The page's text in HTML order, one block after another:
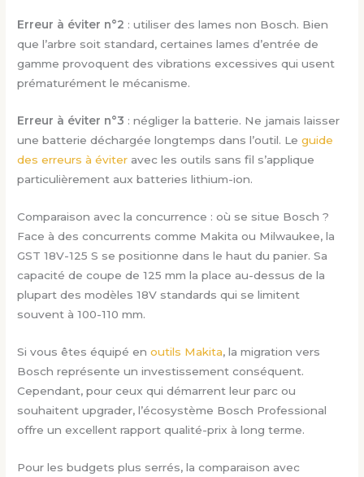
Erreur à éviter n°2 : utiliser des lames non Bosch. Bien
que l’arbre soit standard, certaines lames d’entrée de
gamme provoquent des vibrations excessives qui usent
prématurément le mécanisme.
Erreur à éviter n°3 : négliger la batterie. Ne jamais laisser
une batterie déchargée longtemps dans l’outil. Leguide
des erreurs à éviter avec les outils sans fil s’applique
particulièrement aux batteries lithium-ion.
Comparaison avec la concurrence : où se situe Bosch ?
Face à des concurrents comme Makita ou Milwaukee, la
GST 18V-125 S se positionne dans le haut du panier. Sa
capacité de coupe de 125 mm la place au-dessus de la
plupart des modèles 18V standards qui se limitent
souvent à 100-110 mm.
Si vous êtes équipé enoutils Makita, la migration vers
Bosch représente un investissement conséquent.
Cependant, pour ceux qui démarrent leur parc ou
souhaitent upgrader, l’écosystème Bosch Professional
offre un excellent rapport qualité-prix à long terme.
Pour les budgets plus serrés, la comparaison avec